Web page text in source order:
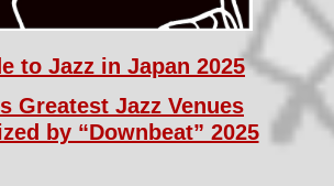
to Jazz in Japan 2025
Greatest Jazz Venues
by “Downbeat” 2025